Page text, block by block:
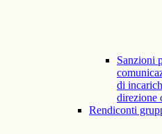
Sanzioni
di
direzione
Rendiconti